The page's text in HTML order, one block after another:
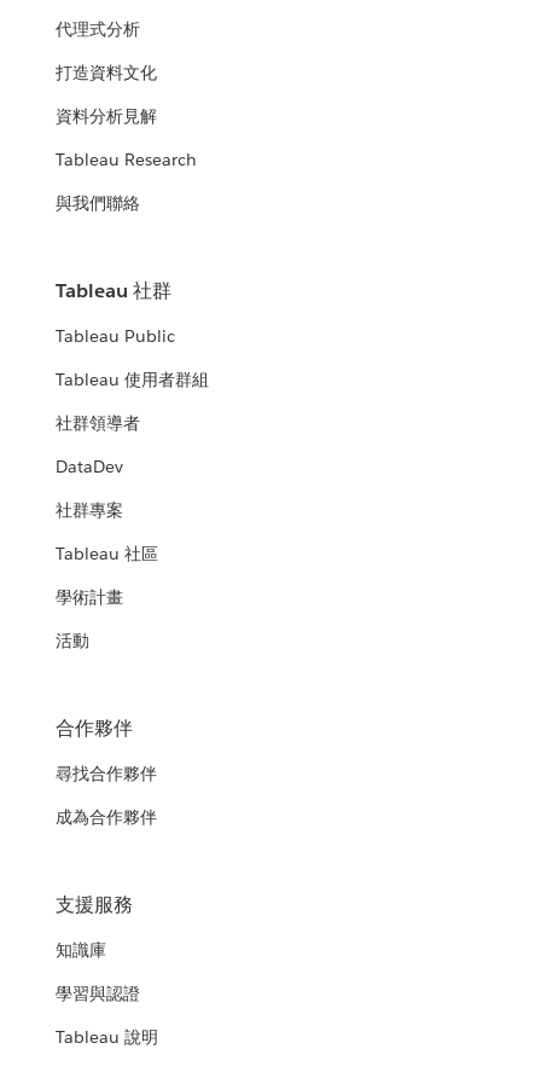
代理式分析
打造資料文化
資料分析見解
Tableau Research
與我們聯絡
Tableau 社群
Tableau Public
Tableau 使用者群組
社群領導者
DataDev
社群專案
Tableau 社區
學術計畫
活動
合作夥伴
尋找合作夥伴
成為合作夥伴
支援服務
知識庫
學習與認證
Tableau 說明